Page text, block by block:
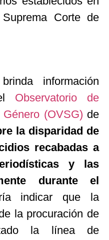
Corte de
información
Observatorio de
(OVSG) de
la disparidad de
recabadas a
y las
durante el
indicar que la
la procuración de
la línea de